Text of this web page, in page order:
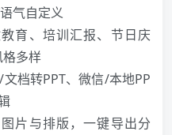
气自定义
育、培训汇报、节日庆
多样
档转PPT、微信/本地PP
片与排版，一键导出分